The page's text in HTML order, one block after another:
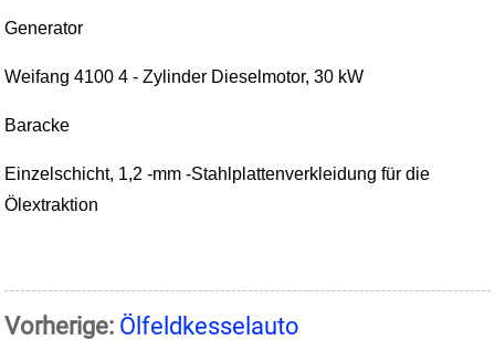
Generator
Weifang 4100 4 - Zylinder Dieselmotor, 30 kW
Baracke
Einzelschicht, 1,2 -mm -Stahlplattenverkleidung für die
Ölextraktion
Vorherige: Ölfeldkesselauto